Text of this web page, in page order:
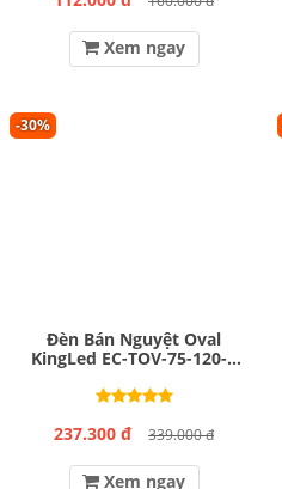
Xem ngay
-30%
Đèn Bán Nguyệt Oval
KingLed EC-TOV-75-120-T
237.300 đ 339.000 đ
Xem ngay